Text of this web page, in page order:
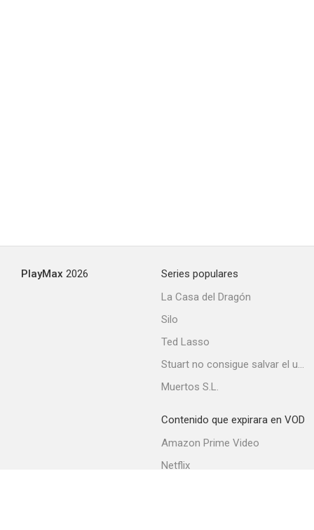
PlayMax 2026
Series populares
La Casa del Dragón
Silo
Ted Lasso
Stuart no consigue salvar el universo
Muertos S.L.
Contenido que expirara en VOD
Amazon Prime Video
Netflix